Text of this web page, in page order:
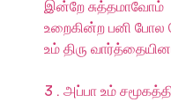
இன்றே சுத்தமாவோம்
உறைகின்ற பனி
உம் திரு
3 . அப்பா உம்